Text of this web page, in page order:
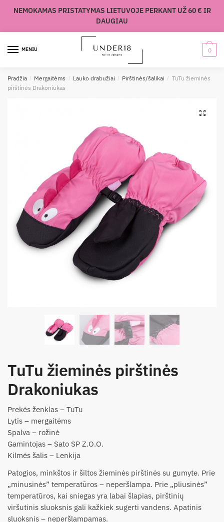
NEMOKAMAS PRISTATYMAS LIETUVOJE PERKANT UŽ 60 € IR
DAUGIAU
MENIU 0
Pradžia / Mergaitėms / Lauko drabužiai / Pirštinės/šalikai / TuTu žieminės
pirštinės Drakoniukas
🔍
TuTu žieminės pirštinės
Drakoniukas
Prekės ženklas – TuTu
Lytis – mergaitėms
Spalva – rožinė
Gamintojas – Sato SP Z.O.O.
Kilmės šalis – Lenkija
Patogios, minkštos ir šiltos žieminės pirštinės su gumyte. Prie
„minusinės” temperatūros – neperšlampa. Prie „pliusinės”
temperatūros, kai sniegas yra labai šlapias, pirštinių
viršutinis sluoksnis gali kažkiek sugerti vandens. Apatinis
sluoksnis – neperšlampamas.